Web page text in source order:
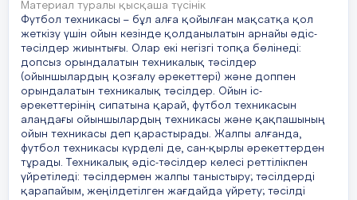
-
1.2. Ойын мақсаты
1. Ойын мақсаты – ойыншы өз қазанына кемінде 82 құмалақ жинап
жеңіске жету.
1.3. Жүрістерге түсінік
1. Жүріс жасау үшін бастаушы ойыншы өз жағындағы отаулардың
бірінен бар құмалақты қолына алып, біреуін орнындақалдырып, оң
жағ
Материал туралы қысқаша түсінік
Футбол техникасы – бұл алға қойылған мақсатқа қол
жеткізу үшін ойын кезінде қолданылатын арнайы әдіс-
тәсілдер жиынтығы. Олар екі негізгі топқа бөлінеді:
допсыз орындалатын техникалық тәсілдер
(ойыншылардың қозғалу әрекеттері) және доппен
орындалатын техникалық тәсілдер. Ойын іс-
әрекеттерінің сипатына қарай, футбол техникасын
алаңдағы ойыншылардың техникасы және қақпашының
ойын техникасы деп қарастырады. Жалпы алғанда,
футбол техникасы күрделі де, сан-қырлы әрекеттерден
тұрады. Техникалық әдіс-тәсілдер келесі реттілікпен
үйретіледі: тәсілдермен жалпы таныстыру; тәсілдерді
қарапайым, жеңілдетілген жағдайда үйрету; тәсілді